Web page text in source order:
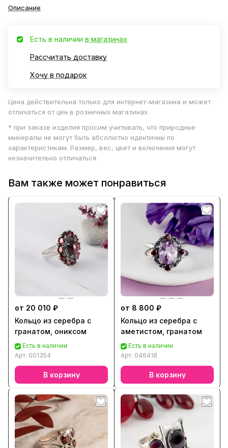
Описание
Есть в наличии в магазинах
Рассчитать доставку
Хочу в подарок
Цена действительна только для интернет-магазина и может
отличаться от цен в розничных магазинах
* при заказе изделия просим учитывать, что природные
минералы не могут быть абсолютно идентичны по
характеристикам. Размер, вес, цвет и включения могут
незначительно отличаться.
Вам также может понравиться
от 20 010 ₽
Кольцо из серебра с
гранатом, ониксом
Есть в наличии
Арт. 001354
В корзину
от 8 800 ₽
Кольцо из серебра с
аметистом, гранатом
Есть в наличии
Арт. 046418
В корзину